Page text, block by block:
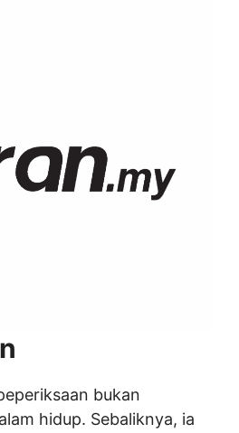
bukan
hidup. Sebaliknya, ia